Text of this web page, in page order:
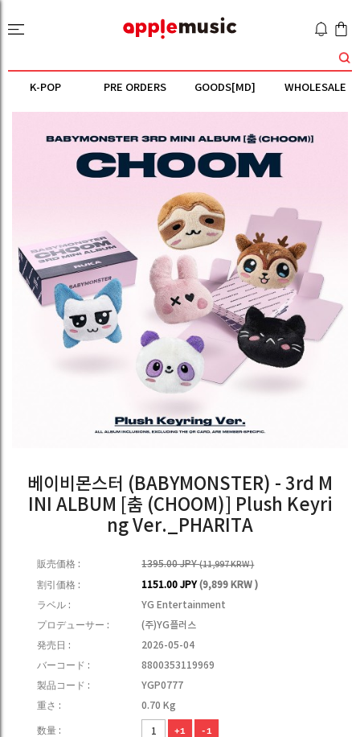
K-POP PRE ORDERS GOODS[MD] WHOLESALE
베이비몬스터 (BABYMONSTER) - 3rd M
INI ALBUM [춤 (CHOOM)] Plush Keyri
ng Ver._PHARITA
販売価格 : 1395.00 JPY(11,997 KRW )
割引価格 : 1151.00 JPY(9,899 KRW )
ラベル :
YG Entertainment
プロデューサー :
(주)YG플러스
発売日 :
2026-05-04
バーコード :
8800353119969
製品コード :
YGP0777
重さ :
0.70 Kg
数量 : +1 -1